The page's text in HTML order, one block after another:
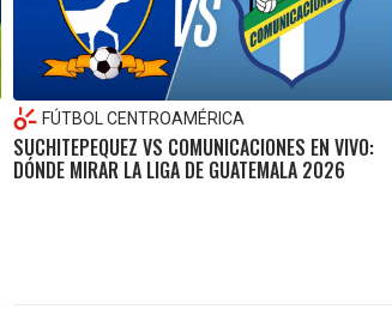
FÚTBOL CENTROAMÉRICA
SUCHITEPEQUEZ VS COMUNICACIONES EN VIVO:
DÓNDE MIRAR LA LIGA DE GUATEMALA 2026